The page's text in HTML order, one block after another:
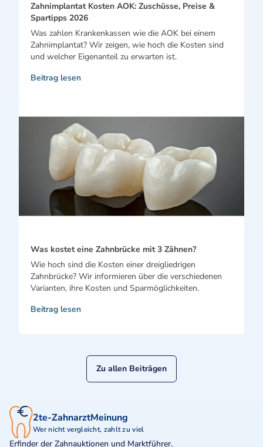
Zahnimplantat Kosten AOK: Zuschüsse, Preise &
Spartipps 2026
Was zahlen Krankenkassen wie die AOK bei einem
Zahnimplantat? Wir zeigen, wie hoch die Kosten sind
und welcher Eigenanteil zu erwarten ist.
Beitrag lesen
Was kostet eine Zahnbrücke mit 3 Zähnen?
Wie hoch sind die Kosten einer dreigliedrigen
Zahnbrücke? Wir informieren über die verschiedenen
Varianten, ihre Kosten und Sparmöglichkeiten.
Beitrag lesen
Zu allen Beiträgen
2te-ZahnarztMeinung
Wer nicht vergleicht, zahlt zu viel
Erfinder der Zahnauktionen und Marktführer.